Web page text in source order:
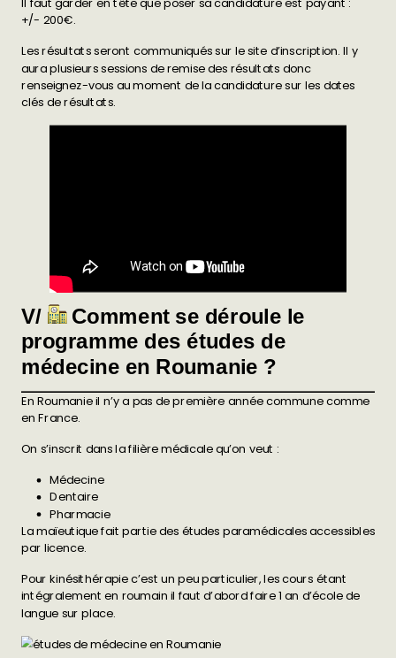
Il faut garder en tête que poser sa candidature est payant :
+/- 200€.
Les résultats seront communiqués sur le site d’inscription. Il y
aura plusieurs sessions de remise des résultats donc
renseignez-vous au moment de la candidature sur les dates
clés de résultats.
V/ Comment se déroule le
programme des études de
médecine en Roumanie ?
En Roumanie il n’y a pas de première année commune comme
en France.
On s’inscrit dans la filière médicale qu’on veut :
Médecine
Dentaire
Pharmacie
La maïeutique fait partie des études paramédicales accessibles
par licence.
Pour kinésithérapie c’est un peu particulier, les cours étant
intégralement en roumain il faut d’abord faire 1 an d’école de
langue sur place.